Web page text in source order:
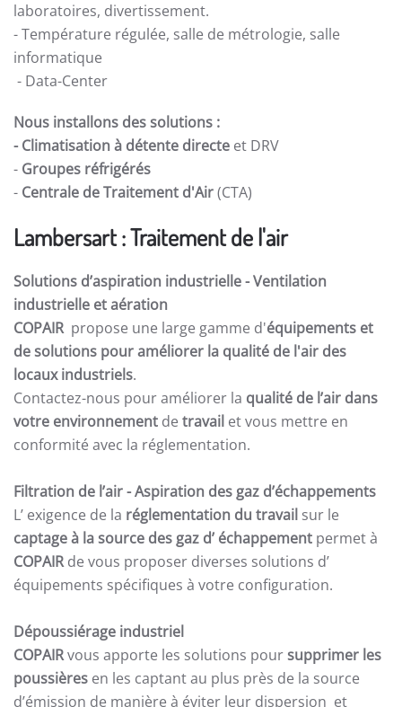
laboratoires, divertissement.
- Température régulée, salle de métrologie, salle
informatique
- Data-Center
Nous installons des solutions :
- Climatisation à détente directe et DRV
- Groupes réfrigérés
- Centrale de Traitement d'Air(CTA)
Lambersart : Traitement de l'air
Solutions d’aspiration industrielle -Ventilation
industrielle et aération
COPAIR propose une large gamme d'équipements et
de solutions pour améliorer la qualité de l'air des
locaux industriels.
Contactez-nous pour améliorer la qualité de l’air dans
votre environnement de travail et vous mettre en
conformité avec la réglementation.
Filtration de l’air- Aspiration des gaz d’échappements
L’ exigence de la réglementation du travail sur le
captage à la source des gaz d’ échappement permet à
COPAIRde vous proposer diverses solutions d’
équipements spécifiques à votre configuration.
Dépoussiérage industriel
COPAIRvous apporte les solutions poursupprimer les
poussières en les captant au plus près de la source
d’émission de manière à éviter leur dispersion et